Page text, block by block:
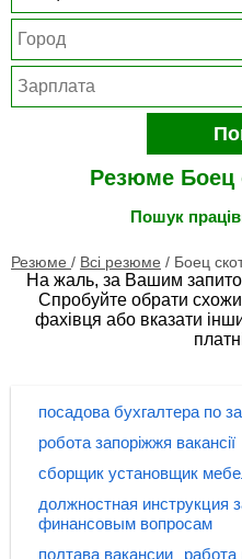
Резюме Боец
Пошук
Резюме / Всі резюме / Боец
На жаль, за Вашим
Спробуйте обрати
фахівця або вказати
посадова бухгалтера по
робота запоріжжя вакансії
сборщик установщик
должностная инструкция
финансовым вопросам
полтава вакансии
работа